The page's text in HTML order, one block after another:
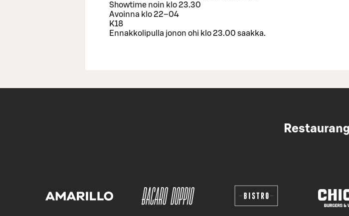
Showtime noin klo 23.30
Avoinna klo 22–04
K18
Ennakkolipulla jonon ohi klo 23.00 saakka.